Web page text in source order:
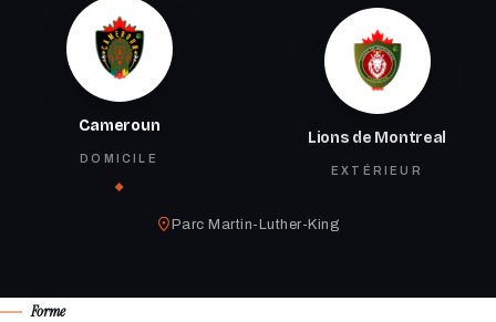
Cameroun
DOMICILE
Lions de Montreal
EXTÉRIEUR
Parc Martin-Luther-King
Forme